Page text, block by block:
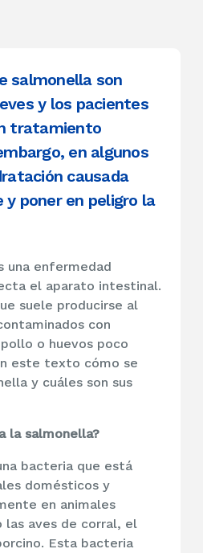
salmonella son
y los pacientes
tratamiento
en algunos
causada
y poner en peligro la
una enfermedad
el aparato intestinal.
suele producirse al
con
o huevos poco
este texto cómo se
y cuáles son sus
la salmonella?
bacteria que está
domésticos y
en animales
las aves de corral, el
Esta bacteria